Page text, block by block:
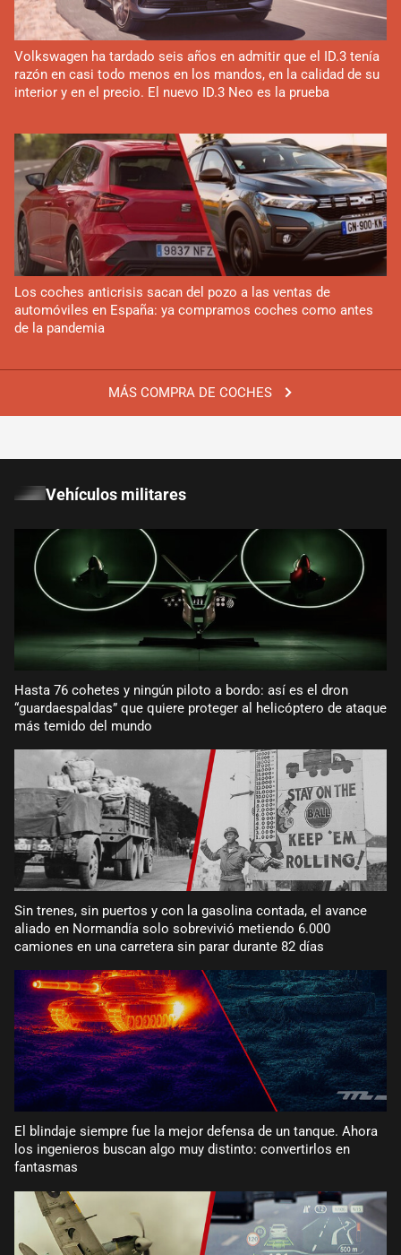
MÁS COMPRA DE COCHES
Volkswagen ha tardado seis años en admitir que el ID.3 tenía
razón en casi todo menos en los mandos, en la calidad de su
interior y en el precio. El nuevo ID.3 Neo es la prueba
Los coches anticrisis sacan del pozo a las ventas de
automóviles en España: ya compramos coches como antes
de la pandemia
Vehículos militares
Hasta 76 cohetes y ningún piloto a bordo: así es el dron
“guardaespaldas” que quiere proteger al helicóptero de ataque
más temido del mundo
Sin trenes, sin puertos y con la gasolina contada, el avance
aliado en Normandía solo sobrevivió metiendo 6.000
camiones en una carretera sin parar durante 82 días
El blindaje siempre fue la mejor defensa de un tanque. Ahora
los ingenieros buscan algo muy distinto: convertirlos en
fantasmas